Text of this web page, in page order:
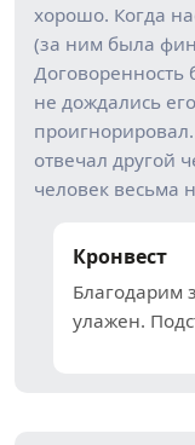
хорошо. Когда
(за ним была
Договоренность
не дождались
отвечал другой
человек весьма
Кронвест
Благодарим
улажен.